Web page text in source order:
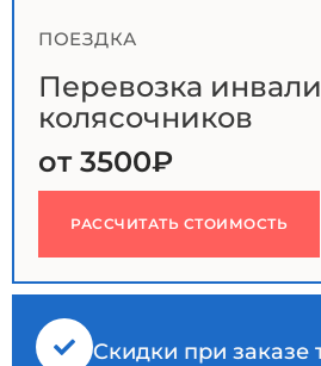
ПОЕЗДКА
Перевозка
колясочников
от 3500₽
РАССЧИТАТЬ СТОИМОСТЬ
Cкидки при заказе